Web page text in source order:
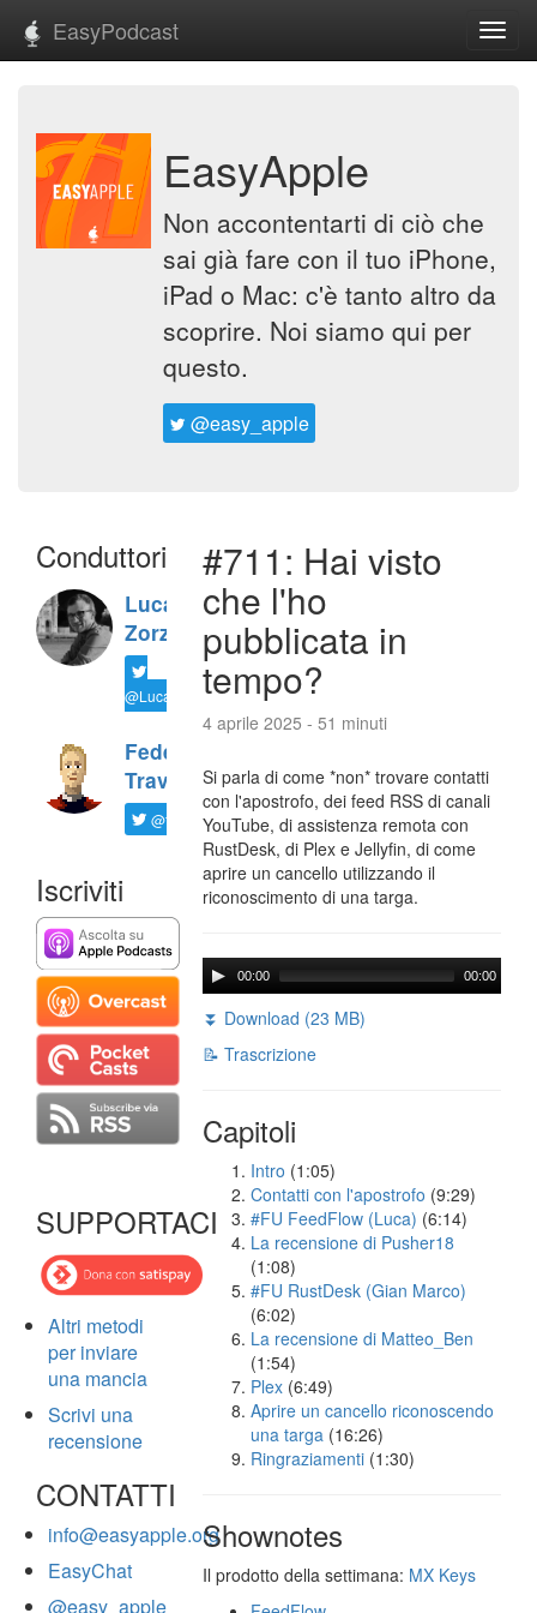
EasyPodcast
EasyApple
Non accontentarti di ciò che
sai già fare con il tuo iPhone,
iPad o Mac: c'è tanto altro da
scoprire. Noi siamo qui per
questo.
@easy_apple
Conduttori
Luca
Zorzi
@LucaTNT
Federico
Travaini
@ftrava
Iscriviti
SUPPORTACI
Altri metodi
per inviare
una mancia
Scrivi una
recensione
CONTATTI
info@easyapple.org
EasyChat
@easy_apple
#711: Hai visto
che l'ho
pubblicata in
tempo?
4 aprile 2025 - 51 minuti
Si parla di come *non* trovare contatti
con l'apostrofo, dei feed RSS di canali
YouTube, di assistenza remota con
RustDesk, di Plex e Jellyfin, di come
aprire un cancello utilizzando il
riconoscimento di una targa.
00:00 00:00
⏬ Download (23 MB)
📝 Trascrizione
Capitoli
Intro (1:05)
Contatti con l'apostrofo (9:29)
#FU FeedFlow (Luca) (6:14)
La recensione di Pusher18
(1:08)
#FU RustDesk (Gian Marco)
(6:02)
La recensione di Matteo_Ben
(1:54)
Plex (6:49)
Aprire un cancello riconoscendo
una targa (16:26)
Ringraziamenti (1:30)
Shownotes
Il prodotto della settimana: MX Keys